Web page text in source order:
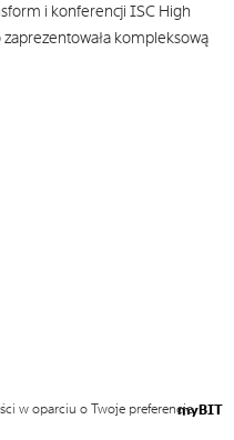
i konferencji ISC High
kompleksową
myBIT
w oparciu o Twoje preferencje